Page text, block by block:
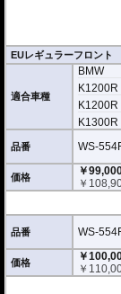
ございますので御注意下
※受注後の職人によ
フロントのシートは
リアシート部に収納
・軽量、高快適
・操作性を向上する
・特許取得ゾーンサ
を軽減
・無駄な保熱、重量
独自素材
・ダブルステッチに
EUレギュラーフロント
適合車種
BMW
品番 WS-
価格
￥
￥
品番 WS-
価格
￥
￥